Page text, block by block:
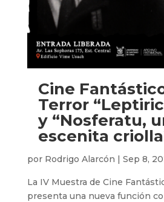
Cine
Terror
y “Nosferatu,
escenita
por Rodrigo Alarcón | Sep 8,
La IV Muestra de Cine
presenta una nueva función